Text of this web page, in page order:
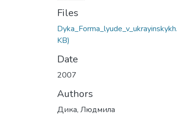
Files
KB)
Date
2007
Authors
Дика, Людмила